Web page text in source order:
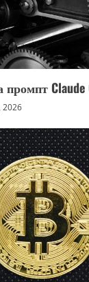
промпт
2026